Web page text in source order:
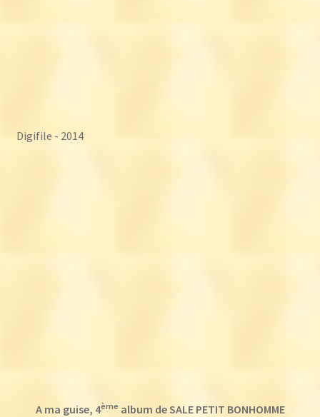
Digifile - 2014
A ma guise, 4ème album de SALE PETIT BONHOMME